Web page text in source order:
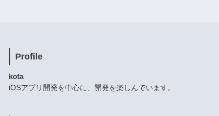
Profile
kota
iOSアプリ開発を中心に、開発を楽しんでいます。